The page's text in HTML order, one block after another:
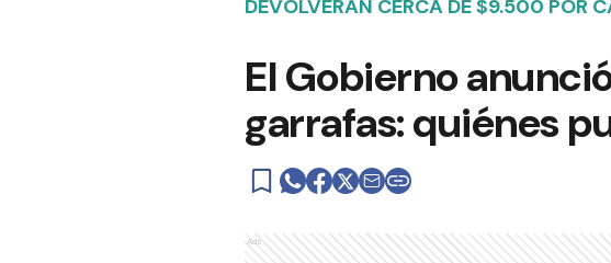
DEVOLVERÁN CERCA DE $9.500 POR
El Gobierno
garrafas: quiénes
Ads